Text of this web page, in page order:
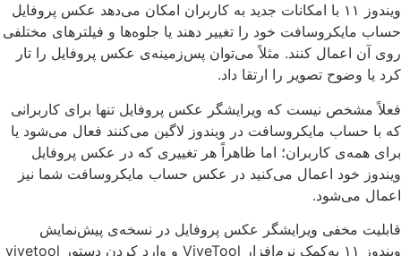
ویندوز ۱۱ با امکانات جدید به کاربران امکان می‌دهد عکس پروفایل
مایکروسافت خود را تغییر دهند یا جلوه‌ها و فیلترهای مختلفی
آن اعمال کنند. مثلاً می‌توان پس‌زمینه‌ی عکس پروفایل را تار
یا وضوح تصویر را ارتقا داد.
مشخص نیست که ویرایشگر عکس پروفایل تنها برای کاربرانی
با حساب مایکروسافت در ویندوز لاگین می‌کنند فعال می‌شود یا
همه‌ی کاربران؛ اما ظاهراً هر تغییری که در عکس پروفایل
خود اعمال می‌کنید در عکس حساب مایکروسافت شما نیز
می‌شود.
مخفی ویرایشگر عکس پروفایل در نسخه‌ی پیش‌نمایش
ویندوز ۱۱ به‌کمک نرم‌افزار ViveTool و وارد کردن دستور vivetool